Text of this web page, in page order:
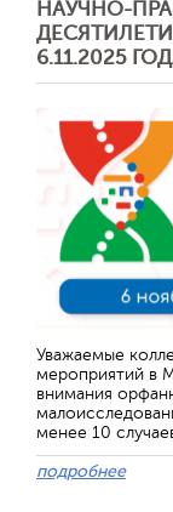
НАУЧНО-
6.11.2025
Уважаемые
мероприятий в
внимания
менее 10
подробнее